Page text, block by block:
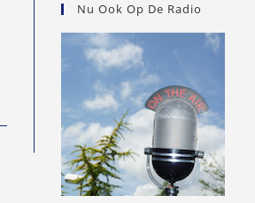
Nu Ook Op De Radio